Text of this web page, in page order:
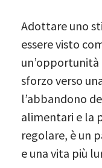
Adottare uno
essere visto
un’opportunità
sforzo verso
l’abbandono
alimentari e la
regolare, è un
e una vita più